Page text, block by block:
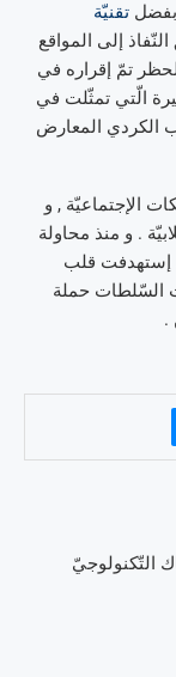
بفضل تقنيّة
إلى المواقع
تمّ إقراره في
الأخيرة الّتي تمثّلت في
الكردي المعارض
الإجتماعيّة , و
. و منذ محاولة
إستهدفت قلب
السّلطات حملة
.
التّكنولوجيّ